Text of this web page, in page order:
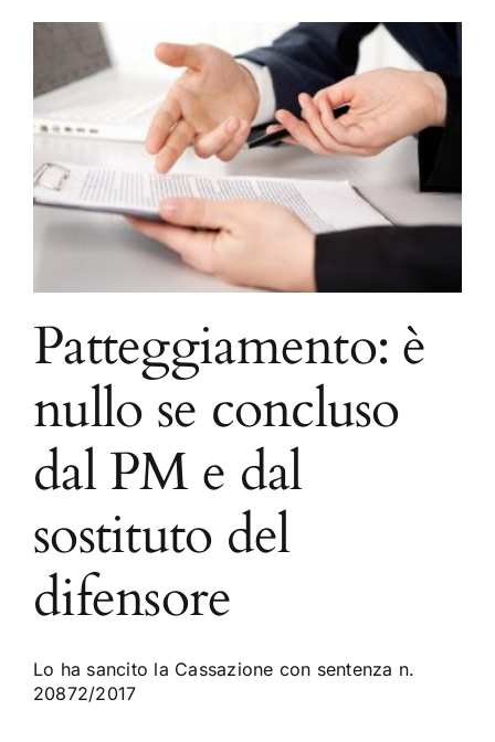
Patteggiamento: è
nullo se concluso
dal PM e dal
sostituto del
difensore
Lo ha sancito la Cassazione con sentenza n.
20872/2017